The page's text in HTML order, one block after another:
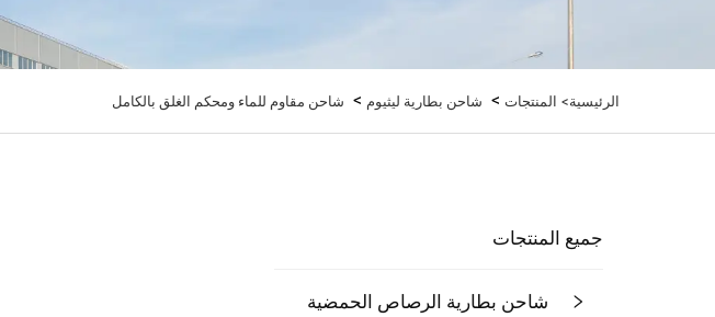
الرئيسية> المنتجات > شاحن بطارية ليثيوم > شاحن مقاوم للماء ومحكم الغلق بالكامل
جميع المنتجات
شاحن بطارية الرصاص الحمضية